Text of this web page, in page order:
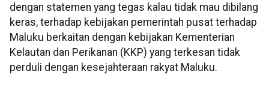
dengan statemen yang tegas kalau tidak mau dibilang
keras, terhadap kebijakan pemerintah pusat terhadap
Maluku berkaitan dengan kebijakan Kementerian
Kelautan dan Perikanan (KKP) yang terkesan tidak
perduli dengan kesejahteraan rakyat Maluku.